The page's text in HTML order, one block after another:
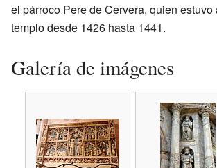
el párroco Pere de Cervera, quien estuvo
templo desde 1426 hasta 1441.
Galería de imágenes